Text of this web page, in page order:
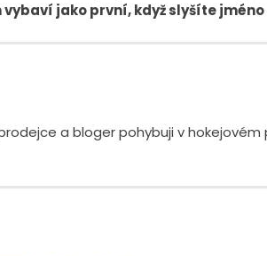
jako první, když slyšíte jméno
a bloger pohybuji v